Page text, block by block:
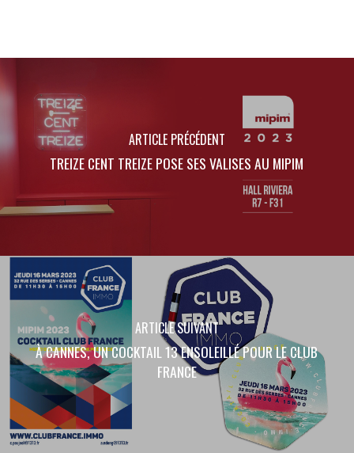
ARTICLE PRÉCÉDENT
TREIZE CENT TREIZE POSE SES VALISES AU MIPIM
ARTICLE SUIVANT
À CANNES, UN COCKTAIL 13 ENSOLEILLÉ POUR LE CLUB
FRANCE